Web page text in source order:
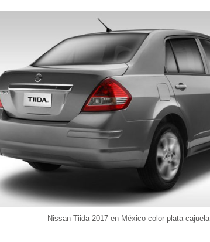
Nissan Tiida 2017 en México color plata cajuela